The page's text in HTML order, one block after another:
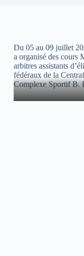
Du 05 au 09 juillet
a organisé des cours
arbitres assistants
fédéraux de la
Complexe Sportif B.